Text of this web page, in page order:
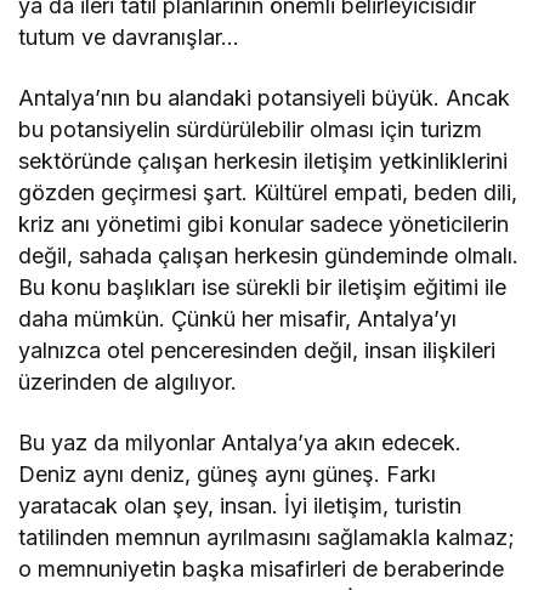
ya da ileri tatil planlarının önemli belirleyicisidir
tutum ve davranışlar…
Antalya’nın bu alandaki potansiyeli büyük. Ancak
bu potansiyelin sürdürülebilir olması için turizm
sektöründe çalışan herkesin iletişim yetkinliklerini
gözden geçirmesi şart. Kültürel empati, beden dili,
kriz anı yönetimi gibi konular sadece yöneticilerin
değil, sahada çalışan herkesin gündeminde olmalı.
Bu konu başlıkları ise sürekli bir iletişim eğitimi ile
daha mümkün. Çünkü her misafir, Antalya’yı
yalnızca otel penceresinden değil, insan ilişkileri
üzerinden de algılıyor.
Bu yaz da milyonlar Antalya’ya akın edecek.
Deniz aynı deniz, güneş aynı güneş. Farkı
yaratacak olan şey, insan. İyi iletişim, turistin
tatilinden memnun ayrılmasını sağlamakla kalmaz;
o memnuniyetin başka misafirleri de beraberinde